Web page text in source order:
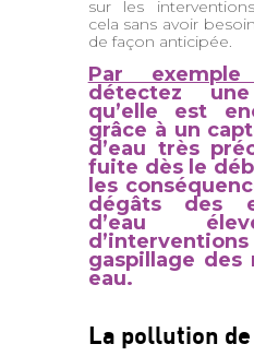
sur les
cela sans avoir
de façon anticipée.
Par
détectez
qu’elle est
grâce à un
d’eau très
fuite dès le
les
dégâts des
d’eau
gaspillage des
eau.
La pollution